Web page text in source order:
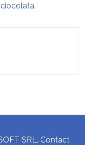
SRL. Contact